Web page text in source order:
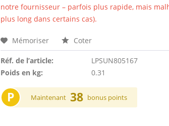
notre fournisseur – parfois plus rapide, mais
plus long dans certains cas).
Mémoriser Coter
Réf. de l’article:
LPSUN805167
Poids en kg:
0.31
P Maintenant 38 bonus points